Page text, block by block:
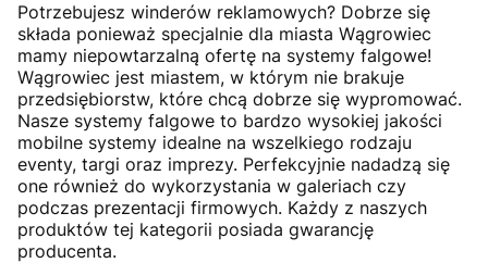
Potrzebujesz winderów reklamowych? Dobrze się
składa ponieważ specjalnie dla miasta Wągrowiec
mamy niepowtarzalną ofertę na systemy falgowe!
Wągrowiec jest miastem, w którym nie brakuje
przedsiębiorstw, które chcą dobrze się wypromować.
Nasze systemy falgowe to bardzo wysokiej jakości
mobilne systemy idealne na wszelkiego rodzaju
eventy, targi oraz imprezy. Perfekcyjnie nadadzą się
one również do wykorzystania w galeriach czy
podczas prezentacji firmowych. Każdy z naszych
produktów tej kategorii posiada gwarancję
producenta.